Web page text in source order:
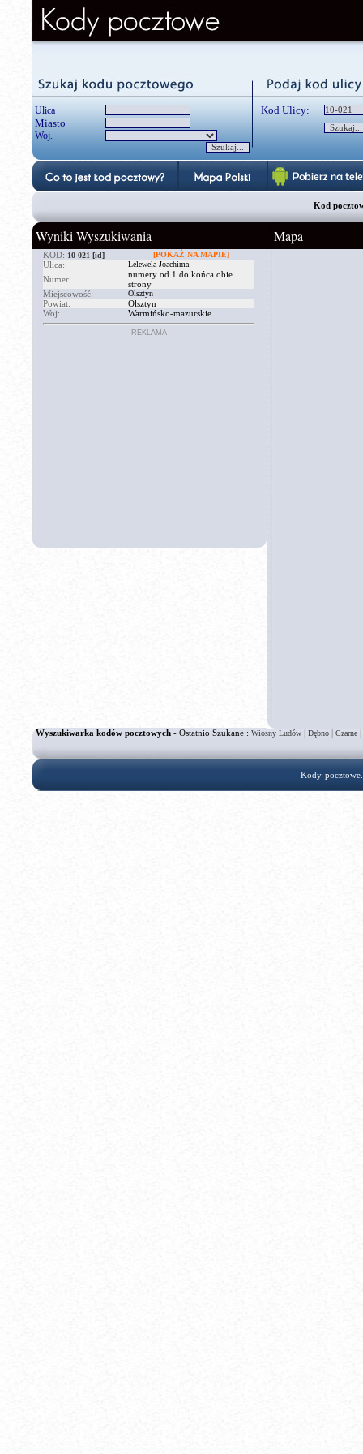
Ulica
Miasto
Woj.
Kod Ulicy:
Kod
Wyniki Wyszukiwania
KOD: 10-021 [id] [POKAŻ NA MAPIE]
Ulica: Lelewela Joachima
Numer:
numery od 1 do końca obie
strony
Miejscowość:
Olsztyn
Powiat:
Olsztyn
Woj:
Warmińsko-mazurskie
REKLAMA
Mapa
Wyszukiwarka kodów pocztowych - Ostatnio Szukane : Wiosny Ludów|Dębno|Czarne|
Kody-